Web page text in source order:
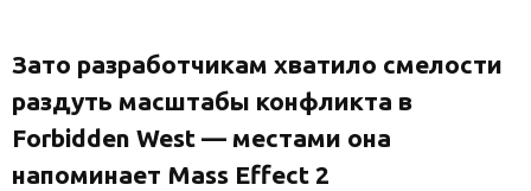
Зато разработчикам хватило смелости
раздуть масштабы конфликта в
Forbidden West — местами она
напоминает Mass Effect 2